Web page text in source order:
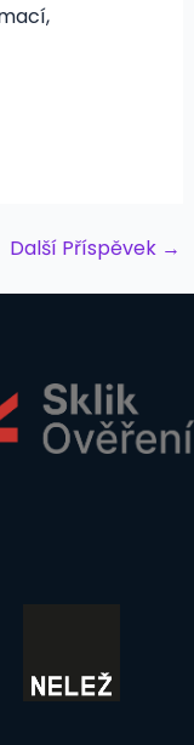
Další Příspěvek →